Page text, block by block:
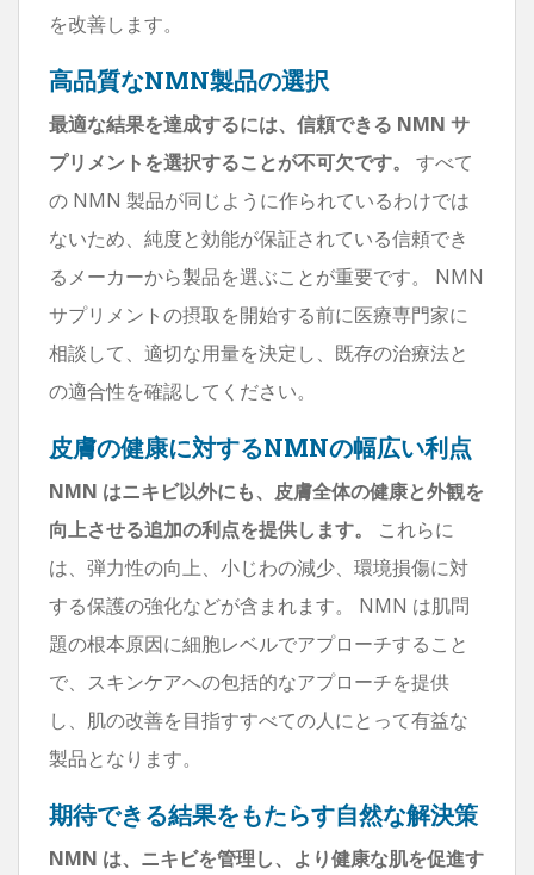
を改善します。
高品質なNMN製品の選択
最適な結果を達成するには、信頼できる NMN サ
プリメントを選択することが不可欠です。
すべて
の NMN 製品が同じように作られているわけでは
ないため、純度と効能が保証されている信頼でき
るメーカーから製品を選ぶことが重要です。 NMN
サプリメントの摂取を開始する前に医療専門家に
相談して、適切な用量を決定し、既存の治療法と
の適合性を確認してください。
皮膚の健康に対するNMNの幅広い利点
NMN はニキビ以外にも、皮膚全体の健康と外観を
向上させる追加の利点を提供します。
これらに
は、弾力性の向上、小じわの減少、環境損傷に対
する保護の強化などが含まれます。 NMN は肌問
題の根本原因に細胞レベルでアプローチすること
で、スキンケアへの包括的なアプローチを提供
し、肌の改善を目指すすべての人にとって有益な
製品となります。
期待できる結果をもたらす自然な解決策
NMN は、ニキビを管理し、より健康な肌を促進す